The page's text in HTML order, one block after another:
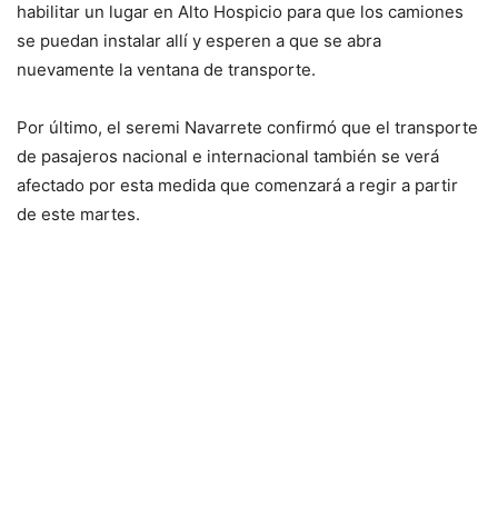
habilitar un lugar en Alto Hospicio para que los camiones
se puedan instalar allí y esperen a que se abra
nuevamente la ventana de transporte.
Por último, el seremi Navarrete confirmó que el transporte
de pasajeros nacional e internacional también se verá
afectado por esta medida que comenzará a regir a partir
de este martes.